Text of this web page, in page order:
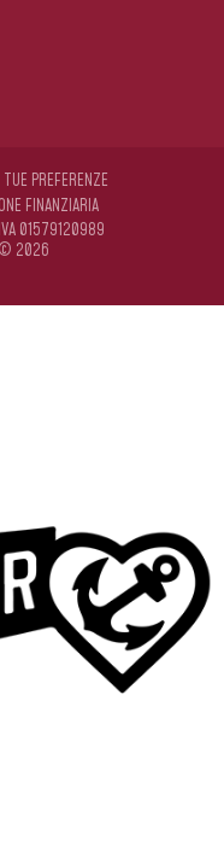
01579120989
© 2026
TUE PREFERENZE
FINANZIARIA